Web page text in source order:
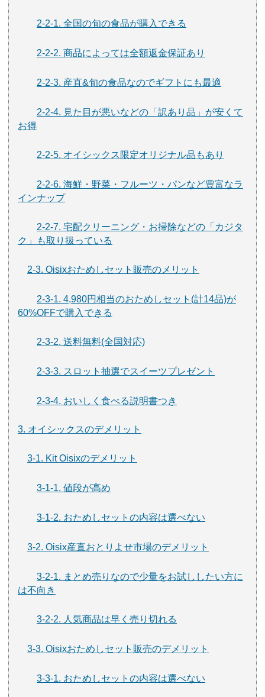
2-2-1. 全国の旬の食品が購入できる
2-2-2. 商品によっては全額返金保証あり
2-2-3. 産直&旬の食品なのでギフトにも最適
2-2-4. 見た目が悪いなどの「訳あり品」が安くて
お得
2-2-5. オイシックス限定オリジナル品もあり
2-2-6. 海鮮・野菜・フルーツ・パンなど豊富なラ
インナップ
2-2-7. 宅配クリーニング・お掃除などの「カジタ
ク」も取り扱っている
2-3. Oisixおためしセット販売のメリット
2-3-1. 4,980円相当のおためしセット(計14品)が
60%OFFで購入できる
2-3-2. 送料無料(全国対応)
2-3-3. スロット抽選でスイーツプレゼント
2-3-4. おいしく食べる説明書つき
3. オイシックスのデメリット
3-1. Kit Oisixのデメリット
3-1-1. 値段が高め
3-1-2. おためしセットの内容は選べない
3-2. Oisix産直おとりよせ市場のデメリット
3-2-1. まとめ売りなので少量をお試ししたい方に
は不向き
3-2-2. 人気商品は早く売り切れる
3-3. Oisixおためしセット販売のデメリット
3-3-1. おためしセットの内容は選べない